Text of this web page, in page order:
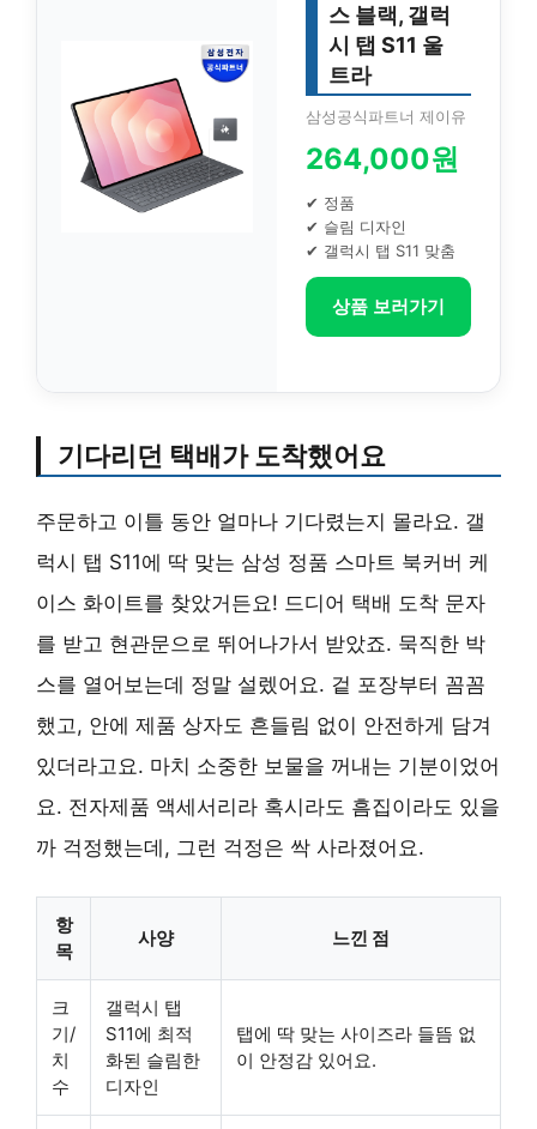
스 블랙, 갤럭
시 탭 S11 울
트라
삼성공식파트너 제이유
264,000원
✔ 정품
✔ 슬림 디자인
✔ 갤럭시 탭 S11 맞춤
상품 보러가기
기다리던 택배가 도착했어요
주문하고 이틀 동안 얼마나 기다렸는지 몰라요. 갤
럭시 탭 S11에 딱 맞는 삼성 정품 스마트 북커버 케
이스 화이트를 찾았거든요! 드디어 택배 도착 문자
를 받고 현관문으로 뛰어나가서 받았죠. 묵직한 박
스를 열어보는데 정말 설렜어요. 겉 포장부터 꼼꼼
했고, 안에 제품 상자도 흔들림 없이 안전하게 담겨
있더라고요. 마치 소중한 보물을 꺼내는 기분이었어
요. 전자제품 액세서리라 혹시라도 흠집이라도 있을
까 걱정했는데, 그런 걱정은 싹 사라졌어요.
항
목
사양 느낀 점
크
기/
치
수
갤럭시 탭
S11에 최적
화된 슬림한
디자인
탭에 딱 맞는 사이즈라 들뜸 없
이 안정감 있어요.